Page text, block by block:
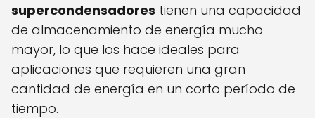
supercondensadores tienen una capacidad
de almacenamiento de energía mucho
mayor, lo que los hace ideales para
aplicaciones que requieren una gran
cantidad de energía en un corto período de
tiempo.